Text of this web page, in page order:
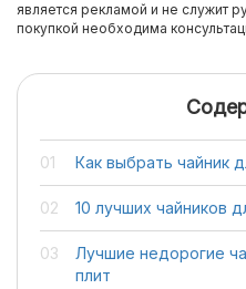
является рекламой и не служит
покупкой необходима
Как выбрать чайник
10 лучших чайников
Лучшие недорогие
плит